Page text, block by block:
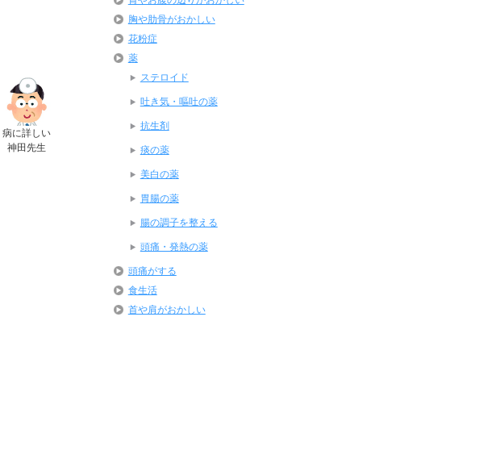
病に詳しい
神田先生
胸や肋骨がおかしい
花粉症
薬
ステロイド
吐き気・嘔吐の薬
抗生剤
痰の薬
美白の薬
胃腸の薬
腸の調子を整える
頭痛・発熱の薬
頭痛がする
食生活
首や肩がおかしい